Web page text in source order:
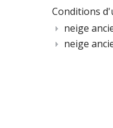
Conditions
neige
neige